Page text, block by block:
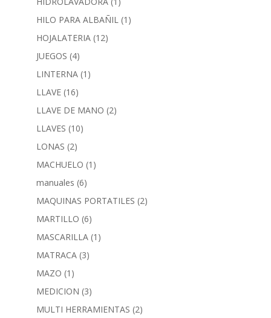
HILO PARA ALBAÑIL (1)
HOJALATERIA (12)
JUEGOS (4)
LINTERNA (1)
LLAVE (16)
LLAVE DE MANO (2)
LLAVES (10)
LONAS (2)
MACHUELO (1)
manuales (6)
MAQUINAS PORTATILES (2)
MARTILLO (6)
MASCARILLA (1)
MATRACA (3)
MAZO (1)
MEDICION (3)
MULTI HERRAMIENTAS (2)